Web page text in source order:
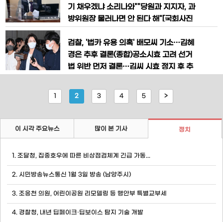
은 경우 전원합의체 판결이 이루어지지 않
습니까"라며 "
26일 국회에서 열린 '민주당 반성과 혁신
연속토론회'에서 발제하고 있다. [국회사
일 당 일각에서 윤석열 대통령의 탄핵을
시사하는 발언이 나온 데 대해
기 채우겠냐 소리나와""당원과 지지자, 과
방위원장 물러나면 안 된다 해"[국회사진
장인 더불어민주당 정청래 의원은 13일 "
(과방위원장을) 제가 사퇴하는 일은 없을
것"이라고 말했다.정 의원은 이날 MBC
로, 선출직의 거취는 신중해야 한다. 당원
과 지지자들에게 이미 물어봤는데 과방위
검찰, '법카 유용 의혹' 배모씨 기소…김혜
경은 추후 결론(종합)공소시효 고려 선거
법 위반 먼저 결론…김씨 시효 정지 후 추
속 수사검찰이 8일 더불어민주당 이재명
대표의 배우자 김혜경 씨의 '법인카드 유
위반 혐의로 재판에 넘겼다.경찰 조사 마
친 김혜경 씨더불어민주당 이재명 의원 배
1 2 3 4 5 >
이 시각 주요뉴스 많이 본 기사 정치
1. 조달청, 집중호우에 따른 비상점검체계 긴급 가동...
2. 시민방송뉴스통신 1월 3일 방송 (남양주시)
3. 조응천 의원, 어린이공원 리모델링 등 행안부 특별교부세
4. 경찰청, 내년 딥페이크·딥보이스 탐지 기술 개발